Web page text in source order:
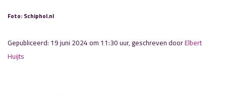
Foto: Schiphol.nl
Gepubliceerd: 19 juni 2024 om 11:30 uur, geschreven doorElbert
Huijts